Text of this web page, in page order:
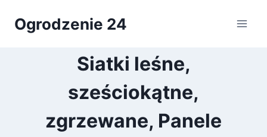
Ogrodzenie 24
Siatki leśne,
sześciokątne,
zgrzewane, Panele